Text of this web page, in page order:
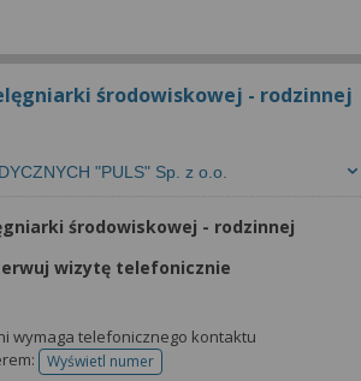
środowiskowej - rodzinnej
"PULS" Sp. z o.o.
środowiskowej - rodzinnej
wizytę telefonicznie
wymaga telefonicznego kontaktu
Wyświetl numertelefonu do rejestracji